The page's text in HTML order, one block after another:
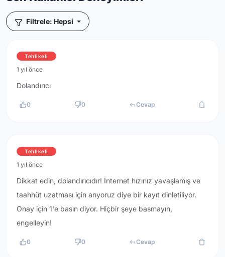
Filtrele: Hepsi
Tehlikeli
1 yıl önce
Dolandırıcı
0 0 Cevap
Tehlikeli
1 yıl önce
Dikkat edin, dolandırıcıdır! İnternet hızınız yavaşlamış ve
taahhüt uzatması için arıyoruz diye bir kayıt dinletiliyor.
Onay için 1'e basın diyor. Hiçbir şeye basmayın,
engelleyin!
0 0 Cevap